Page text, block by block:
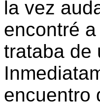
la vez
encontré
trataba de
encuentro